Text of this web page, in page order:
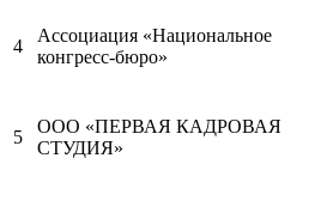
4
Ассоциация «Национальное
конгресс-бюро»
5
ООО «ПЕРВАЯ КАДРОВАЯ
СТУДИЯ»